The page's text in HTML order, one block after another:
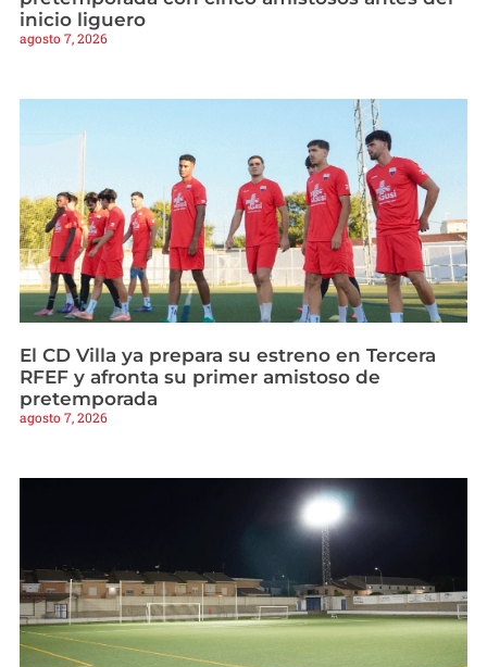
inicio liguero
agosto 7, 2026
El CD Villa ya prepara su estreno en Tercera
RFEF y afronta su primer amistoso de
pretemporada
agosto 7, 2026